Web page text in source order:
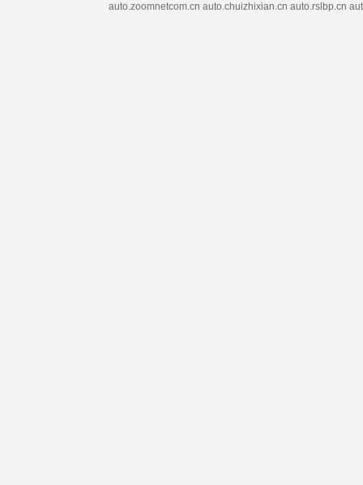
auto.zoomnetcom.cn auto.chuizhixian.cn auto.rslbp.cn